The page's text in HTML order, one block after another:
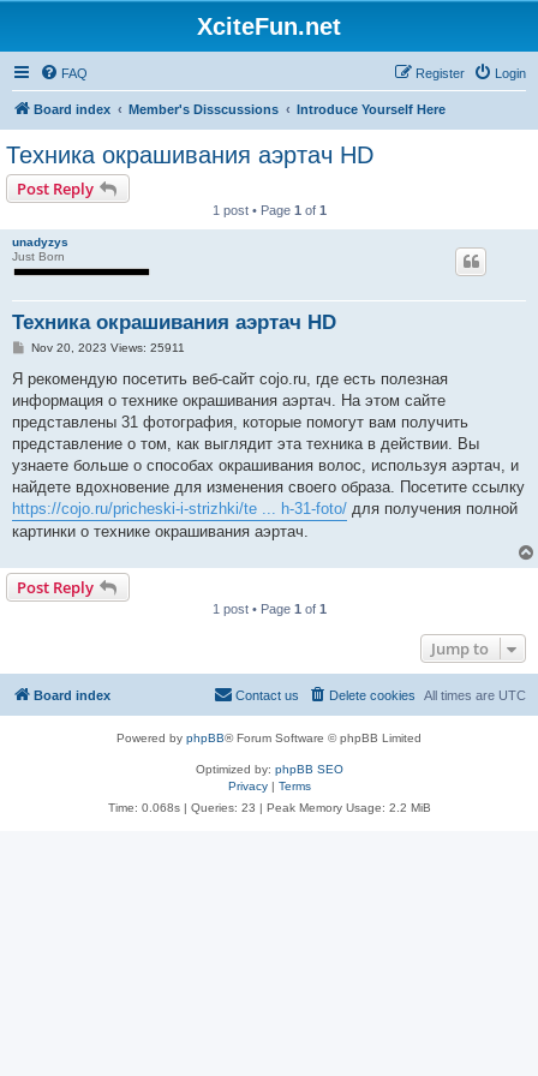
XciteFun.net
FAQ Login
Register
Board index Member's Disscussions Introduce Yourself Here
Техника окрашивания аэртач HD
Post Reply
1 post • Page 1 of 1
unadyzys
Just Born
Техника окрашивания аэртач HD
P
s
t
Nov 20, 2023 Views: 25911
Я рекомендую посетить веб-сайт cojo.ru, где есть полезная
информация о технике окрашивания аэртач. На этом сайте
представлены 31 фотография, которые помогут вам получить
представление о том, как выглядит эта техника в действии. Вы
узнаете больше о способах окрашивания волос, используя аэртач, и
найдете вдохновение для изменения своего образа. Посетите ссылку
https://cojo.ru/pricheski-i-strizhki/te ... h-31-foto/ для получения полной
картинки о технике окрашивания аэртач.
Post Reply
1 post • Page 1 of 1
Jump to
Board index All times are UTC
Delete cookies
Contact us
Powered by phpBB® Forum Software © phpBB Limited
Optimized by: phpBB SEO
Privacy| Terms
Time: 0.068s| Queries: 23 | Peak Memory Usage: 2.2 MiB